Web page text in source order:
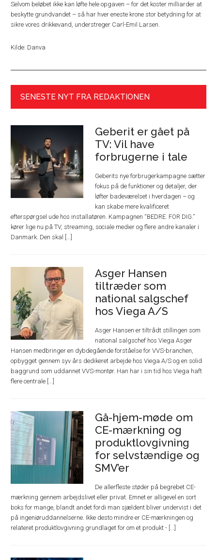
Selvom beløbet ikke kan løfte hele opgaven – for det koster milliarder at
beskytte grundvandet – så har hver eneste krone stor betydning for at
sikre vores drikkevand, understreger Carl-Emil Larsen.
Kilde: Danva
SENESTE NYT FRA REDAKTIONEN
Geberit er gået på
TV: Vil have
forbrugerne i tale
Geberits nye forbrugerkampagne sætter
fokus på de funktioner og detaljer, der
løfter badeværelset i hverdagen – og
kan skabe mere kvalificeret
efterspørgsel ude hos installatøren. Kampagnen “BEDRE. FOR DIG.”
kører lige nu på TV, streaming, sociale medier og flere andre kanaler i
Danmark. Den skal [...]
Asger Hansen
tiltræder som
national salgschef
hos Viega A/S
Asger Hansen er tiltrådt stillingen som
national salgschef hos Viega Asger
Hansen medbringer en dybdegående forståelse for VVS-branchen,
opbygget gennem syv års dedikeret arbejde hos Viega A/S og en solid
baggrund som uddannet VVS-montør. Han har i sin tid hos Viega haft
flere centrale [...]
Gå-hjem-møde om
CE-mærkning og
produktlovgivning
for selvstændige og
SMV’er
De allerfleste støder på begrebet CE-
mærkning gennem arbejdslivet eller privat. Emnet er alligevel en sort
boks for mange, blandt andet fordi man sjældent bliver undervist i det
på ingeniøruddannelserne. Ikke desto mindre er CE-mærkningen og
relateret produktlovgivning grundlaget for om et produkt - [...]